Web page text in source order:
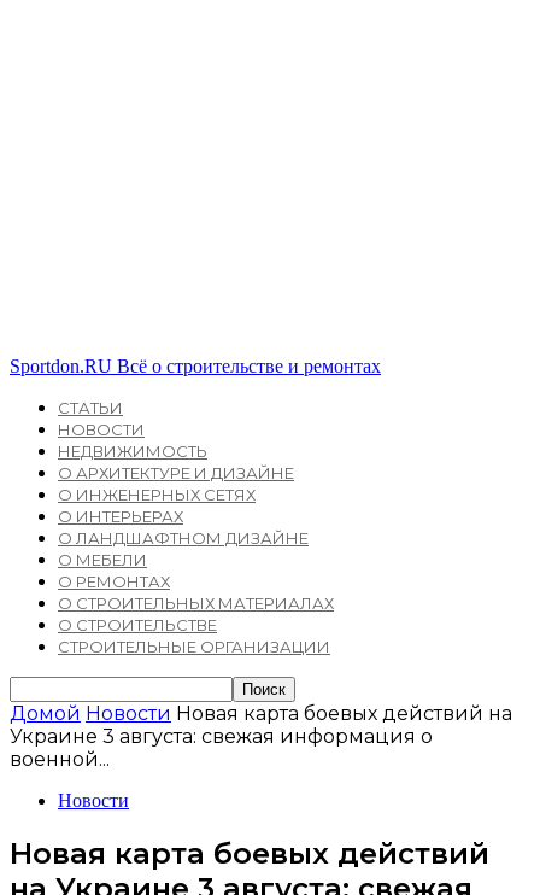
Sportdon.RU Всё о строительстве и ремонтах
СТАТЬИ
НОВОСТИ
НЕДВИЖИМОСТЬ
О АРХИТЕКТУРЕ И ДИЗАЙНЕ
О ИНЖЕНЕРНЫХ СЕТЯХ
О ИНТЕРЬЕРАХ
О ЛАНДШАФТНОМ ДИЗАЙНЕ
О МЕБЕЛИ
О РЕМОНТАХ
О СТРОИТЕЛЬНЫХ МАТЕРИАЛАХ
О СТРОИТЕЛЬСТВЕ
СТРОИТЕЛЬНЫЕ ОРГАНИЗАЦИИ
Домой Новости Новая карта боевых действий на
Украине 3 августа: свежая информация о
военной...
Новости
Новая карта боевых действий